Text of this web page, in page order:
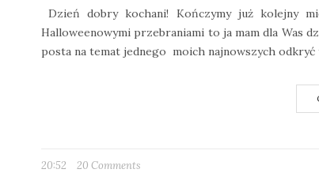
Dzień dobry kochani! Kończymy już kolejny
Halloweenowymi przebraniami to ja mam dla Was
posta na temat jednego moich najnowszych
20:52 20 Comments